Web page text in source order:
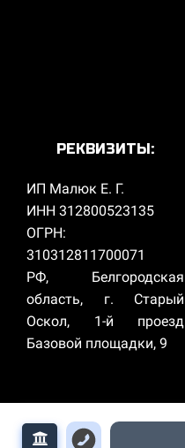
РЕКВИЗИТЫ:
ИП Малюк Е. Г.
ИНН 312800523135
ОГРН:
310312811700071
РФ, Белгородская
область, г. Старый
Оскол, 1-й проезд
Базовой площадки, 9